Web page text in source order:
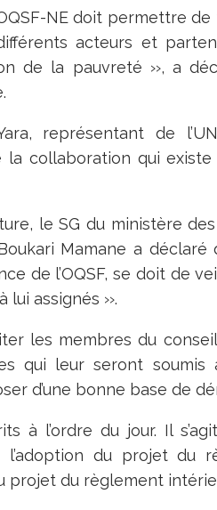
NE doit permettre
acteurs et
de la pauvreté ››, a
représentant de
la collaboration qui
le SG du ministère
Mamane a
de l’OQSF, se doit de
assignés ››.
les membres du
qui leur seront
d’une bonne base de
à l’ordre du jour. Il
l’adoption du projet du
projet du règlement